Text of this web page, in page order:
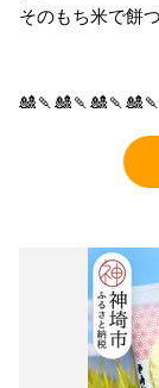
そのもち米で餅